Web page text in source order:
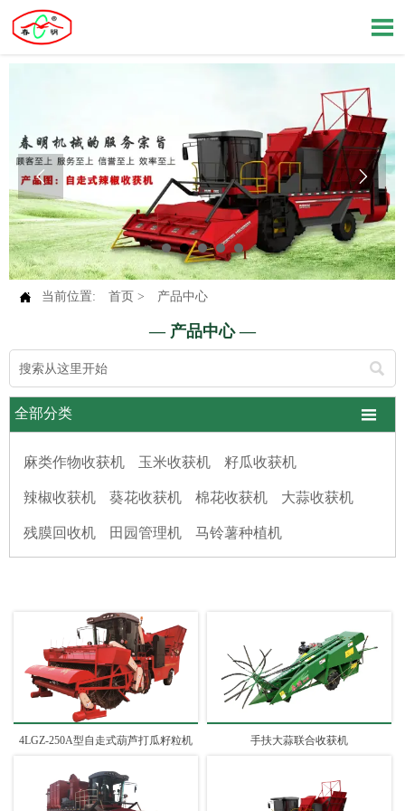

 
 当前位置: 首页 > 产品中心
— 产品中心 —

全部分类 
麻类作物收获机 玉米收获机 籽瓜收获机
辣椒收获机 葵花收获机 棉花收获机 大蒜收获机
残膜回收机 田园管理机 马铃薯种植机
4LGZ-250A型自走式葫芦打瓜籽粒机 手扶大蒜联合收获机